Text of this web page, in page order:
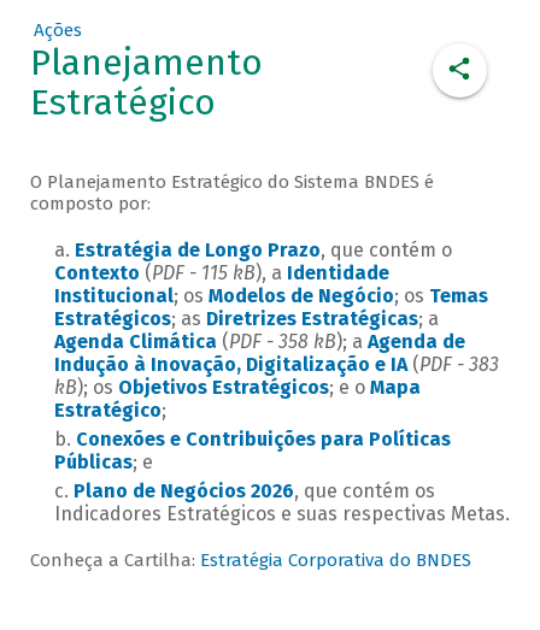
Ações
Planejamento
Estratégico
O Planejamento Estratégico do Sistema BNDES é
composto por:
Estratégia de Longo Prazo, que contém o
Contexto (PDF - 115 kB), a Identidade
Institucional; os Modelos de Negócio; os Temas
Estratégicos; as Diretrizes Estratégicas; a
Agenda Climática (PDF - 358 kB); a Agenda de
Indução à Inovação, Digitalização e IA(PDF - 383
kB); os Objetivos Estratégicos; e o Mapa
Estratégico;
Conexões e Contribuições para Políticas
Públicas; e
Plano de Negócios 2026, que contém os
Indicadores Estratégicos e suas respectivas Metas.
Conheça a Cartilha: Estratégia Corporativa do BNDES